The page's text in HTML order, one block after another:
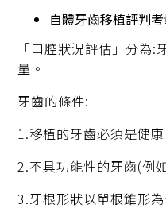
自體牙齒移植評判
「口腔狀況評估」分為
量。
牙齒的條件:
1.移植的牙齒必須是健
2.不具功能性的牙齒(例
3.牙根形狀以單根錐形